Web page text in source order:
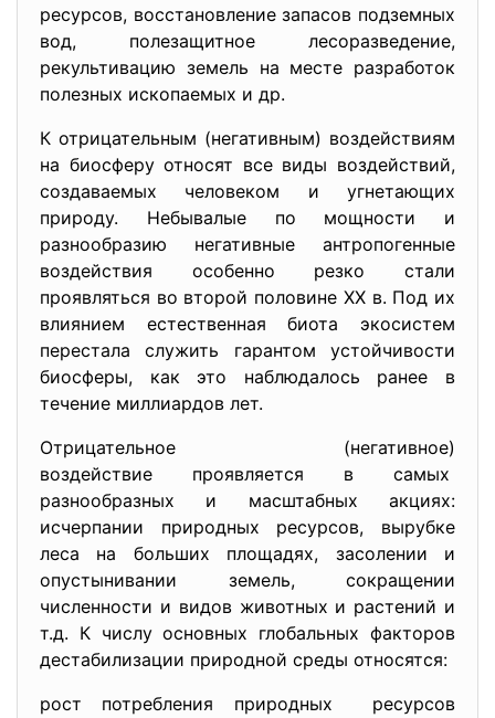
ресурсов, восстановление запасов подземных
вод, полезащитное лесоразведение,
рекультивацию земель на месте разработок
полезных ископаемых и др.
К отрицательным (негативным) воздействиям
на биосферу относят все виды воздействий,
создаваемых человеком и угнетающих
природу. Небывалые по мощности и
разнообразию негативные антропогенные
воздействия особенно резко стали
проявляться во второй половине XX в. Под их
влиянием естественная биота экосистем
перестала служить гарантом устойчивости
биосферы, как это наблюдалось ранее в
течение миллиардов лет.
Отрицательное (негативное)
воздействие проявляется в самых
разнообразных и масштабных акциях:
исчерпании природных ресурсов, вырубке
леса на больших площадях, засолении и
опустынивании земель, сокращении
численности и видов животных и растений и
т.д. К числу основных глобальных факторов
дестабилизации природной среды относятся:
рост потребления природных ресурсов